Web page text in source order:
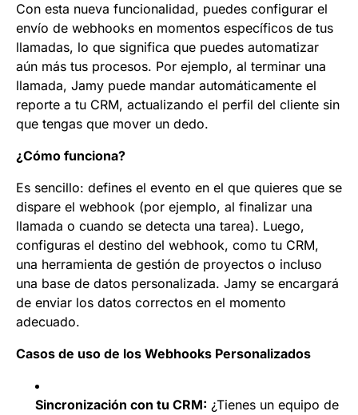
Con esta nueva funcionalidad, puedes configurar el
envío de webhooks en momentos específicos de tus
llamadas, lo que significa que puedes automatizar
aún más tus procesos. Por ejemplo, al terminar una
llamada, Jamy puede mandar automáticamente el
reporte a tu CRM, actualizando el perfil del cliente sin
que tengas que mover un dedo.
¿Cómo funciona?
Es sencillo: defines el evento en el que quieres que se
dispare el webhook (por ejemplo, al finalizar una
llamada o cuando se detecta una tarea). Luego,
configuras el destino del webhook, como tu CRM,
una herramienta de gestión de proyectos o incluso
una base de datos personalizada. Jamy se encargará
de enviar los datos correctos en el momento
adecuado.
Casos de uso de los Webhooks Personalizados
Sincronización con tu CRM: ¿Tienes un equipo de